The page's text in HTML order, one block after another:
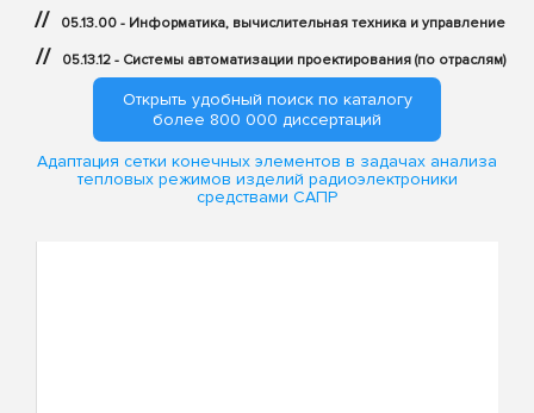
// 05.13.00 - Информатика, вычислительная техника и управление
// 05.13.12 - Системы автоматизации проектирования (по отраслям)
Открыть удобный поиск по каталогу
более 800 000 диссертаций
Адаптация сетки конечных элементов в задачах анализа
тепловых режимов изделий радиоэлектроники
средствами САПР